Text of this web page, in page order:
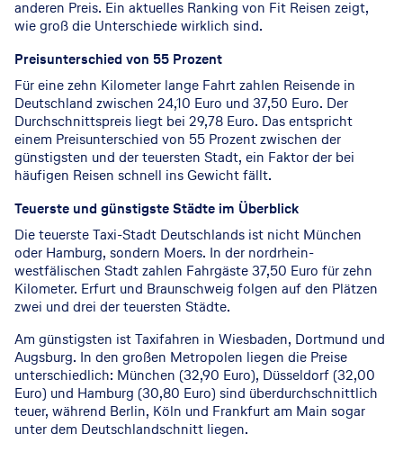
anderen Preis. Ein aktuelles Ranking von Fit Reisen zeigt,
wie groß die Unterschiede wirklich sind.
Preisunterschied von 55 Prozent
Für eine zehn Kilometer lange Fahrt zahlen Reisende in
Deutschland zwischen 24,10 Euro und 37,50 Euro. Der
Durchschnittspreis liegt bei 29,78 Euro. Das entspricht
einem Preisunterschied von 55 Prozent zwischen der
günstigsten und der teuersten Stadt, ein Faktor der bei
häufigen Reisen schnell ins Gewicht fällt.
Teuerste und günstigste Städte im Überblick
Die teuerste Taxi-Stadt Deutschlands ist nicht München
oder Hamburg, sondern Moers. In der nordrhein-
westfälischen Stadt zahlen Fahrgäste 37,50 Euro für zehn
Kilometer. Erfurt und Braunschweig folgen auf den Plätzen
zwei und drei der teuersten Städte.
Am günstigsten ist Taxifahren in Wiesbaden, Dortmund und
Augsburg. In den großen Metropolen liegen die Preise
unterschiedlich: München (32,90 Euro), Düsseldorf (32,00
Euro) und Hamburg (30,80 Euro) sind überdurchschnittlich
teuer, während Berlin, Köln und Frankfurt am Main sogar
unter dem Deutschlandschnitt liegen.